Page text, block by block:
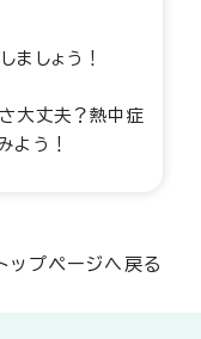
ましょう！
大丈夫？熱中症
よう！
トップページへ戻る